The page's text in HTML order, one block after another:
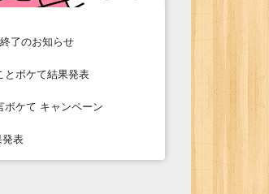
了のお知らせ
とボケて結果発表
ボケて キャンペーン
表